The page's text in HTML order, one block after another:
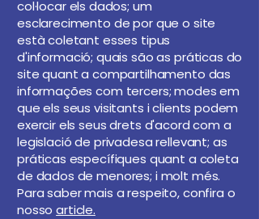
col·locar els dados; um
esclarecimento de por que o site
està coletant esses tipus
d'informació; quais são as práticas do
site quant a compartilhamento das
informações com tercers; modes em
que els seus visitants i clients podem
exercir els seus drets d'acord com a
legislació de privadesa rellevant; as
práticas específiques quant a coleta
de dados de menores; i molt més.
Para saber mais a respeito, confira o
nossoarticle.